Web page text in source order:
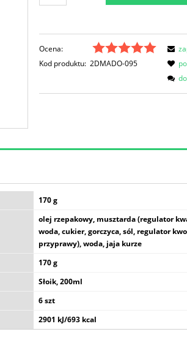
Ocena:
Kod produktu: 2DMADO-095
170 g
olej rzepakowy, musztarda (regulator
woda, cukier, gorczyca, sól, regulator
przyprawy), woda, jaja kurze
170 g
Słoik, 200ml
6 szt
2901 kJ/693 kcal